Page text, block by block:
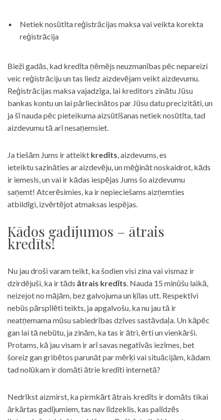
Netiek nosūtīta reģistrācijas maksa vai veikta korekta
reģistrācija
Bieži gadās, kad kredīta ņēmējs neuzmanības pēc nepareizi
veic reģistrāciju un tas liedz aizdevējam veikt aizdevumu.
Reģistrācijas maksa vajadzīga, lai kreditors zinātu Jūsu
bankas kontu un lai pārliecinātos par Jūsu datu precizitāti, un
ja šī nauda pēc pieteikuma aizsūtīšanas netiek nosūtīta, tad
aizdevumu tā arī nesaņemsiet.
Ja tiešām Jums ir atteikt kredīts, aizdevums, es
ieteiktu sazināties ar aizdevēju, un mēģināt noskaidrot, kāds
ir iemesls, un vai ir kādas iespējas Jums šo aizdevumu
saņemt! Atcerēsimies, ka ir nepieciešams aizņemties
atbildīgi, izvērtējot atmaksas iespējas.
Kādos gadījumos – ātrais
kredīts!
Nu jau droši varam teikt, ka šodien visi zina vai vismaz ir
dzirdējuši, ka ir tāds ātrais kredīts. Nauda 15 minūšu laikā,
neizejot no mājām, bez galvojuma un ķīlas utt. Respektīvi
nebūs pārspīlēti teikts, ja apgalvošu, ka nu jau tā ir
neatņemama mūsu sabiedrības dzīves sastāvdaļa. Un kāpēc
gan lai tā nebūtu, ja zinām, ka tas ir ātri, ērti un vienkārši.
Protams, kā jau visam ir arī savas negatīvās iezīmes, bet
šoreiz gan gribētos parunāt par mērķi vai situācijām, kādam
tad nolūkam ir domāti ātrie kredīti internetā?
Nedrīkst aizmirst, ka pirmkārt ātrais kredīts ir domāts tikai
ārkārtas gadījumiem, tas nav līdzeklis, kas palīdzēs